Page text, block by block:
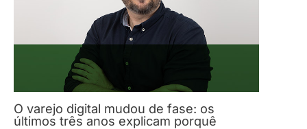
O varejo digital mudou de fase: os
últimos três anos explicam porquê